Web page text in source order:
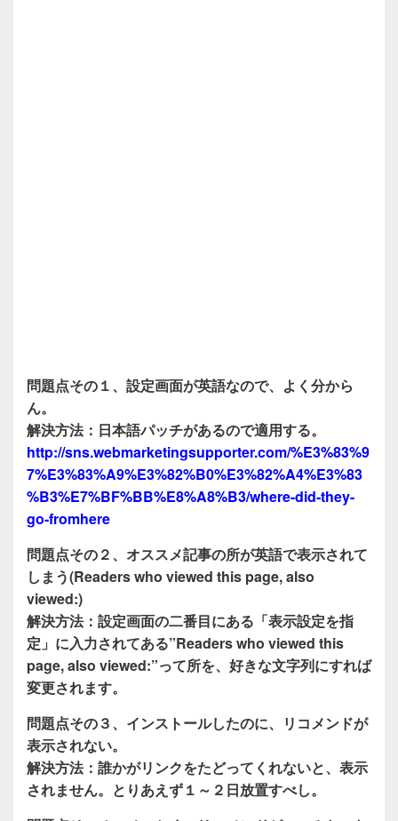
問題点その１、設定画面が英語なので、よく分から
ん。
解決方法：日本語パッチがあるので適用する。
http://sns.webmarketingsupporter.com/%E3%83%9
7%E3%83%A9%E3%82%B0%E3%82%A4%E3%83
%B3%E7%BF%BB%E8%A8%B3/where-did-they-
go-fromhere
問題点その２、オススメ記事の所が英語で表示されて
しまう(Readers who viewed this page, also
viewed:)
解決方法：設定画面の二番目にある「表示設定を指
定」に入力されてある”Readers who viewed this
page, also viewed:”って所を、好きな文字列にすれば
変更されます。
問題点その３、インストールしたのに、リコメンドが
表示されない。
解決方法：誰かがリンクをたどってくれないと、表示
されません。とりあえず１～２日放置すべし。